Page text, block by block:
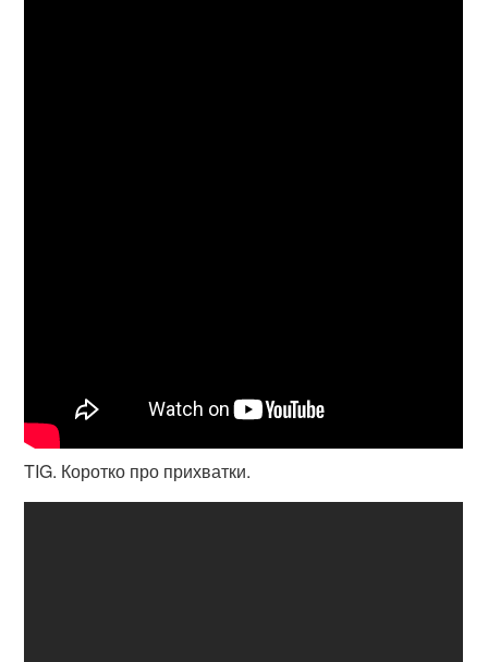
TIG. Коротко про прихватки.